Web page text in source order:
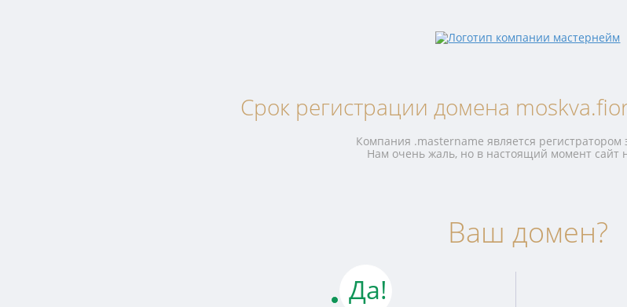
Срок регистрации домена
Компания .mastername является регистратором
Нам очень жаль, но в настоящий момент сайт
Ваш домен?
Да!